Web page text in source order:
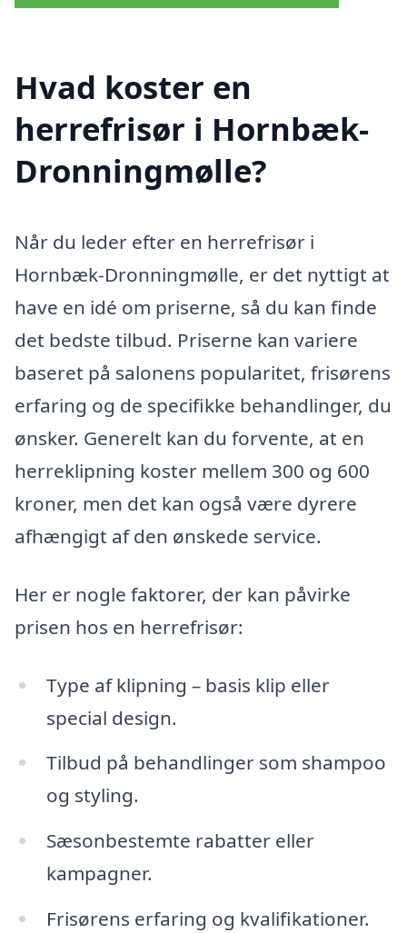
Hvad koster en
herrefrisør i Hornbæk-
Dronningmølle?
Når du leder efter en herrefrisør i
Hornbæk-Dronningmølle, er det nyttigt at
have en idé om priserne, så du kan finde
det bedste tilbud. Priserne kan variere
baseret på salonens popularitet, frisørens
erfaring og de specifikke behandlinger, du
ønsker. Generelt kan du forvente, at en
herreklipning koster mellem 300 og 600
kroner, men det kan også være dyrere
afhængigt af den ønskede service.
Her er nogle faktorer, der kan påvirke
prisen hos en herrefrisør:
Type af klipning – basis klip eller
special design.
Tilbud på behandlinger som shampoo
og styling.
Sæsonbestemte rabatter eller
kampagner.
Frisørens erfaring og kvalifikationer.